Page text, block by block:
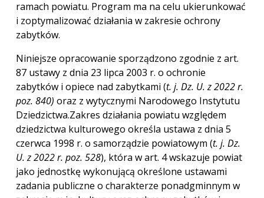
ramach powiatu. Program ma na celu ukierunkować
i zoptymalizować działania w zakresie ochrony
zabytków.
Niniejsze opracowanie sporządzono zgodnie z art.
87 ustawy z dnia 23 lipca 2003 r. o ochronie
zabytków i opiece nad zabytkami (t. j. Dz. U. z 2022 r.
poz. 840) oraz z wytycznymi Narodowego Instytutu
Dziedzictwa.Zakres działania powiatu względem
dziedzictwa kulturowego określa ustawa z dnia 5
czerwca 1998 r. o samorządzie powiatowym (t. j. Dz.
U. z 2022 r. poz. 528), która w art. 4 wskazuje powiat
jako jednostkę wykonującą określone ustawami
zadania publiczne o charakterze ponadgminnym w